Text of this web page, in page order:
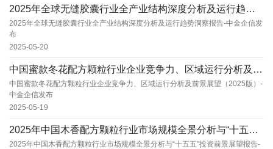
2025年全球无缝胶囊行业全产业结构深度分析及运行趋势洞察报告-中金企信发布
2025年全球无缝胶囊行业全产业结构深度分析及运行趋势洞察报告-中金企信发
布
2025-05-20
中国蜜款冬花配方颗粒行业企业竞争力、区域运行分析及前景展望（2025版）-中金企信发布
中国蜜款冬花配方颗粒行业企业竞争力、区域运行分析及前景展望（2025版）-
中金企信发布
2025-05-19
2025年中国木香配方颗粒行业市场规模全景分析与“十五五”投资前景展望报告-中金企信发布
2025年中国木香配方颗粒行业市场规模全景分析与“十五五”投资前景展望报告-